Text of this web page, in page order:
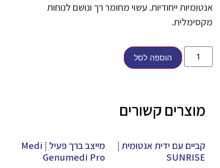
אנטומיות ייחודיות. עשוי מחומר רך ונושם לנוחות
מקסימלית.
הוספה לסל
מוצרים קשורים
קביים עם ידית אנטומית |
SUNRISE
מייצב ברך פעיל | Medi
Genumedi Pro